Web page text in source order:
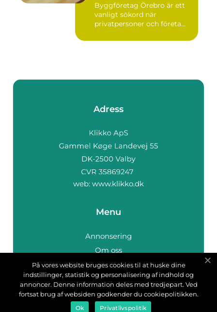
Byggföretag Örebro är ett
vanligt sökord när
privatpersoner och företa...
Adress
web: www.klikko.dk
Menu
Annonsering
Om oss
Cookies
Kontakta oss
Sitemap
På vores website bruges cookies til at huske dine
indstillinger, statistik og personalisering af indhold og
annoncer. Denne information deles med tredjepart. Ved
fortsat brug af websiden godkender du cookiepolitikken.
Ok Privatlivspolitik